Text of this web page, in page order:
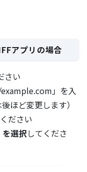
アプリの場合
さい
」を入
ほど変更します）
ださい
選択してくださ